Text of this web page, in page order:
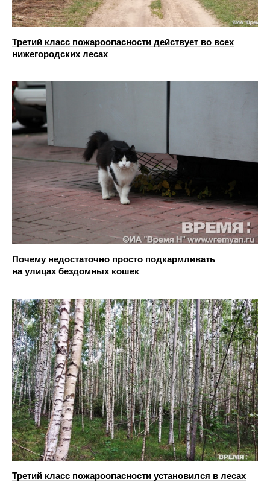
Третий класс пожароопасности действует во всех
нижегородских лесах
Почему недостаточно просто подкармливать
на улицах бездомных кошек
Третий класс пожароопасности установился в лесах